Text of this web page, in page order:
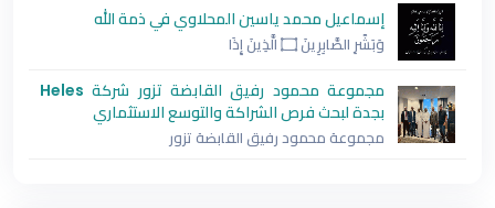
إسماعيل محمد ياسين المحلاوي في ذمة الله
وَبَشِّرِ الصَّابِرِينَ ۝ الَّذِينَ إِذَا
مجموعة محمود رفيق القابضة تزور شركة Heles
بجدة لبحث فرص الشراكة والتوسع الاستثماري
مجموعة محمود رفيق القابضة تزور